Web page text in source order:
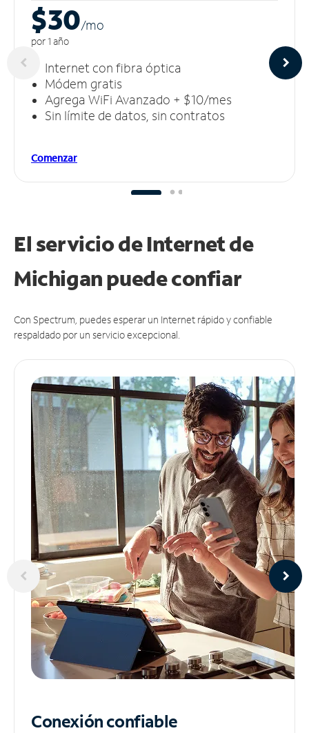
$30/mo
por 1 año
Internet con fibra óptica
Módem gratis
Agrega WiFi Avanzado + $10/mes
Sin límite de datos, sin contratos
Comenzar
El servicio de Internet de
Michigan puedeconfiar
Con Spectrum, puedes esperar un Internet rápido y confiable
respaldado por un servicio excepcional.
Conexión confiable